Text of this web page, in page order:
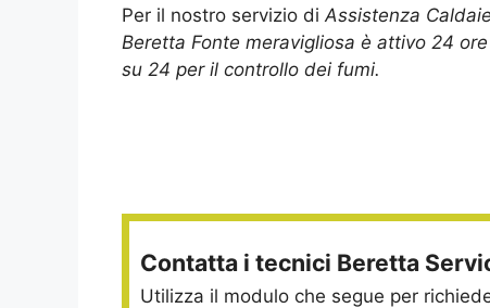
Per il nostro servizio di Assistenza Caldaie
Beretta Fonte meravigliosa è attivo 24 ore
su 24 per il controllo dei fumi.
Contatta i tecnici Beretta
Utilizza il modulo che segue per